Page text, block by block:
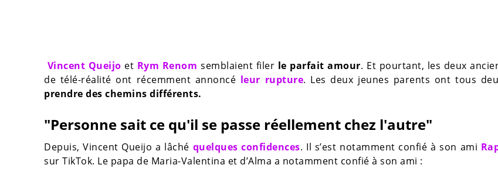
Vincent Queijo et Rym Renom semblaient filer le parfait amour. Et pourtant, les deux
de télé-réalité ont récemment annoncé leur rupture. Les deux jeunes parents ont tous
prendre des chemins différents.
"Personne sait ce qu'il se passe réellement chez l'autre"
Depuis, Vincent Queijo a lâché quelques confidences. Il s’est notamment confié à son ami
sur TikTok. Le papa de Maria-Valentina et d’Alma a notamment confié à son ami :